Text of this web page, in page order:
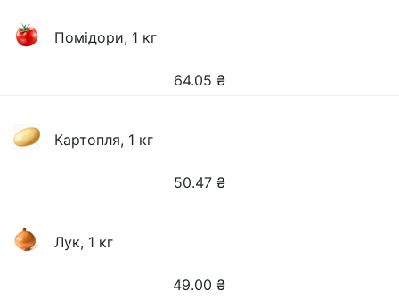
Помідори, 1 кг
64.05 ₴
Картопля, 1 кг
50.47 ₴
Лук, 1 кг
49.00 ₴